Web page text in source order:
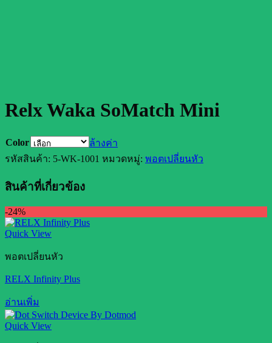
Relx Waka SoMatch Mini
Color
ล้างค่า
รหัสสินค้า: 5-WK-1001 หมวดหมู่: พอตเปลี่ยนหัว
สินค้าที่เกี่ยวข้อง
-24%
Quick View
พอตเปลี่ยนหัว
RELX Infinity Plus
อ่านเพิ่ม
Quick View